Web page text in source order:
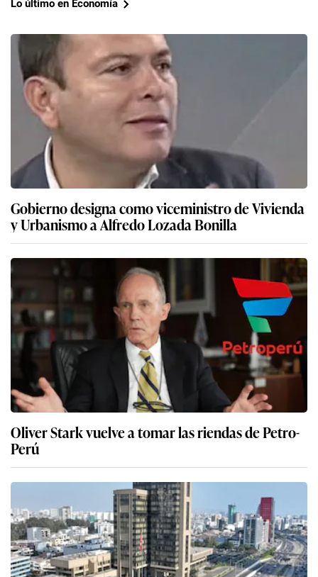
Lo último en Economía
Gobierno designa como viceministro de Vivienda
y Urbanismo a Alfredo Lozada Bonilla
Oliver Stark vuelve a tomar las riendas de Petro-
Perú